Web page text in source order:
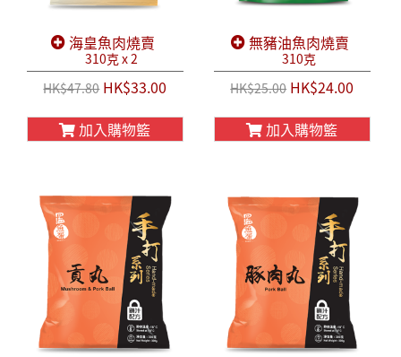
海皇魚肉燒賣
310克 x 2
HK$47.80HK$33.00
加入購物籃
無豬油魚肉燒賣
310克
HK$25.00HK$24.00
加入購物籃